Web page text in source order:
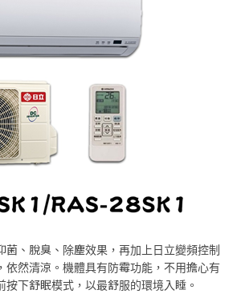
菌、脫臭、除塵效果，再加上日立變頻控制
依然清涼。機體具有防霉功能，不用擔心有
下舒眠模式，以最舒服的環境入睡。